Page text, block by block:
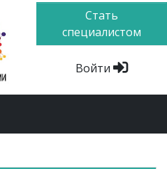
Стать
специалистом
Войти